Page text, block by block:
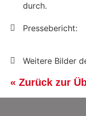
durch.
Pressebericht:
Weitere Bilder
« Zurück zur